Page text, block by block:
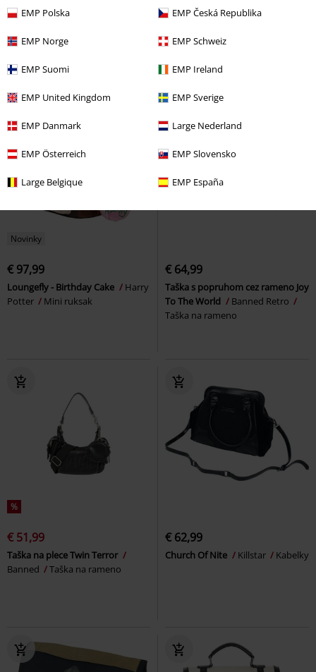
EMP Polska EMP Česká Republika
EMP Norge EMP Schweiz
EMP Suomi EMP Ireland
EMP United Kingdom EMP Sverige
EMP Danmark Large Nederland
EMP Österreich EMP Slovensko
Large Belgique EMP España
Black Ice AC/DC Fade to Black
Metallica
Novinky
€ 97,99
Loungefly - Birthday Cake
Harry
Potter
Mini ruksak
€ 64,99
Taška s popruhom cez rameno Joy
To The World
Banned Retro
Taška na rameno
%
€ 51,99
Taška na plece Twin Terror
Banned
Taška na rameno
€ 62,99
Church Of Nite Killstar Kabelky